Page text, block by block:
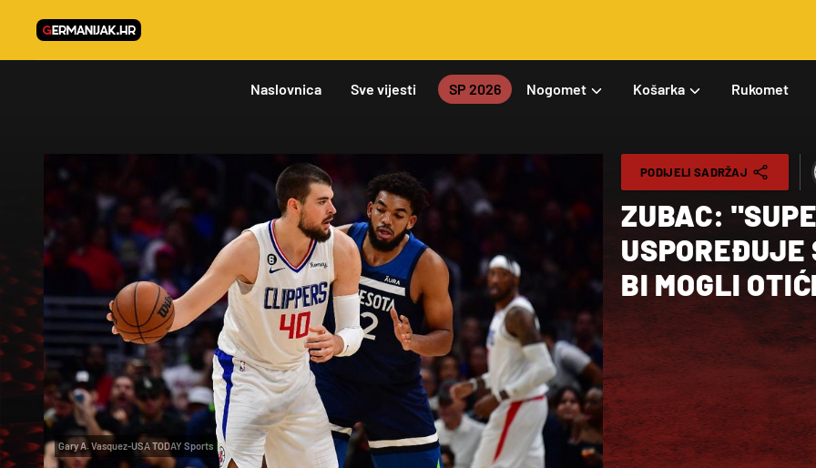
Naslovnica Sve vijesti SP 2026 Nogomet Košarka Rukomet
Gary A. Vasquez-USA TODAY Sports
PODIJELI SADRŽAJ
ZUBAC:
USPOREĐUJE
BI MOGLI